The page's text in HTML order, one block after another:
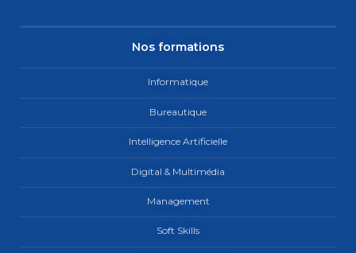
Nos formations
Informatique
Bureautique
Intelligence Artificielle
Digital & Multimédia
Management
Soft Skills